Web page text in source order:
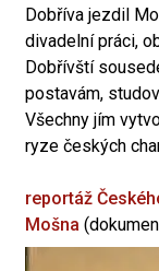
Dobříva jezdil
divadelní práci,
Dobřívští
postavám,
Všechny jím
ryze českých
reportáž
Mošna